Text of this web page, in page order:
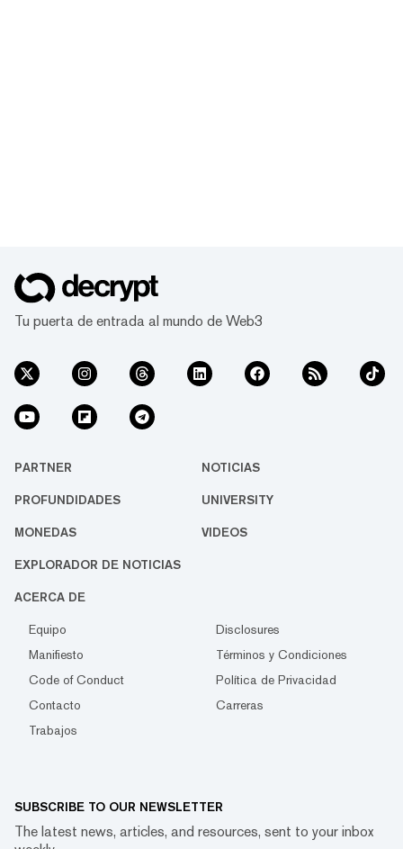
Tu puerta de entrada al mundo de Web3
PARTNER NOTICIAS
PROFUNDIDADES UNIVERSITY
MONEDAS VIDEOS
EXPLORADOR DE NOTICIAS
ACERCA DE
Equipo
Disclosures
Manifiesto
Términos y Condiciones
Code of Conduct
Política de Privacidad
Contacto
Carreras
Trabajos
SUBSCRIBE TO OUR NEWSLETTER
The latest news, articles, and resources, sent to your inbox